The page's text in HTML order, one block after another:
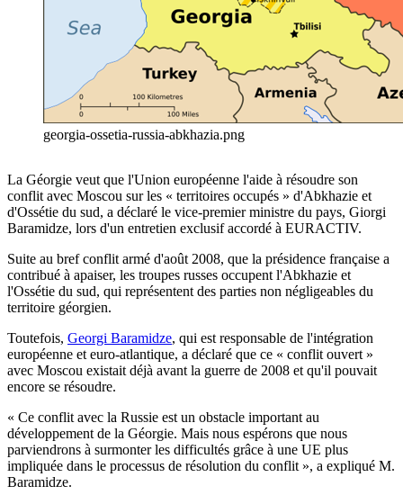
georgia-ossetia-russia-abkhazia.png
La Géorgie veut que l'Union européenne l'aide à résoudre son
conflit avec Moscou sur les « territoires occupés » d'Abkhazie et
d'Ossétie du sud, a déclaré le vice-premier ministre du pays, Giorgi
Baramidze, lors d'un entretien exclusif accordé à EURACTIV.
Suite au bref conflit armé d'août 2008, que la présidence française a
contribué à apaiser, les troupes russes occupent l'Abkhazie et
l'Ossétie du sud, qui représentent des parties non négligeables du
territoire géorgien.
Toutefois, Georgi Baramidze, qui est responsable de l'intégration
européenne et euro-atlantique, a déclaré que ce « conflit ouvert »
avec Moscou existait déjà avant la guerre de 2008 et qu'il pouvait
encore se résoudre.
« Ce conflit avec la Russie est un obstacle important au
développement de la Géorgie. Mais nous espérons que nous
parviendrons à surmonter les difficultés grâce à une UE plus
impliquée dans le processus de résolution du conflit », a expliqué M.
Baramidze.